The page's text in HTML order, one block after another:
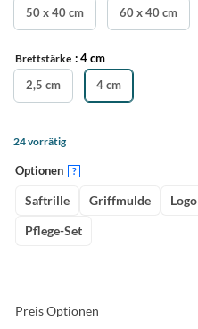
50 x 40 cm 60 x 40 cm
Brettstärke : 4 cm
2,5 cm 4 cm
24 vorrätig
Optionen ?
Saftrille Griffmulde Logo
Pflege-Set
Preis Optionen